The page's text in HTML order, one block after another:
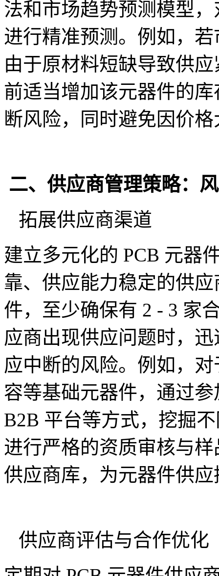
法和市场趋势预测模型
进行精准预测。例如，
由于原材料短缺导致供
前适当增加该元器件的
断风险，同时避免因价
二、供应商管理策略：
拓展供应商渠道
建立多元化的 PCB 元器
靠、供应能力稳定的供
件，至少确保有 2 - 3 家
应商出现供应问题时，
应中断的风险。例如，
容等基础元器件，通过
B2B 平台等方式，挖掘
进行严格的资质审核与
供应商库，为元器件供
供应商评估与合作优化